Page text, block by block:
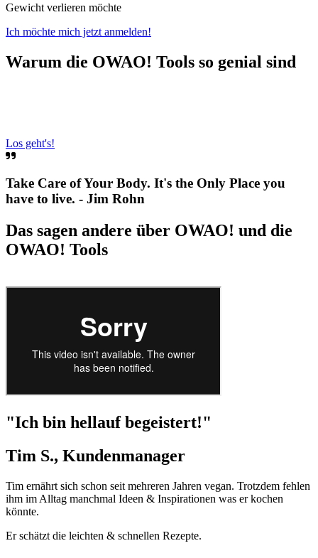
Gewicht verlieren möchte
Ich möchte mich jetzt anmelden!
Warum die OWAO! Tools so genial sind
Los geht's!
Take Care of Your Body. It's the Only Place you
have to live. - Jim Rohn
Das sagen andere über OWAO! und die
OWAO! Tools
"Ich bin hellauf begeistert!"
Tim S., Kundenmanager
Tim ernährt sich schon seit mehreren Jahren vegan. Trotzdem fehlen
ihm im Alltag manchmal Ideen & Inspirationen was er kochen
könnte.
Er schätzt die leichten & schnellen Rezepte.